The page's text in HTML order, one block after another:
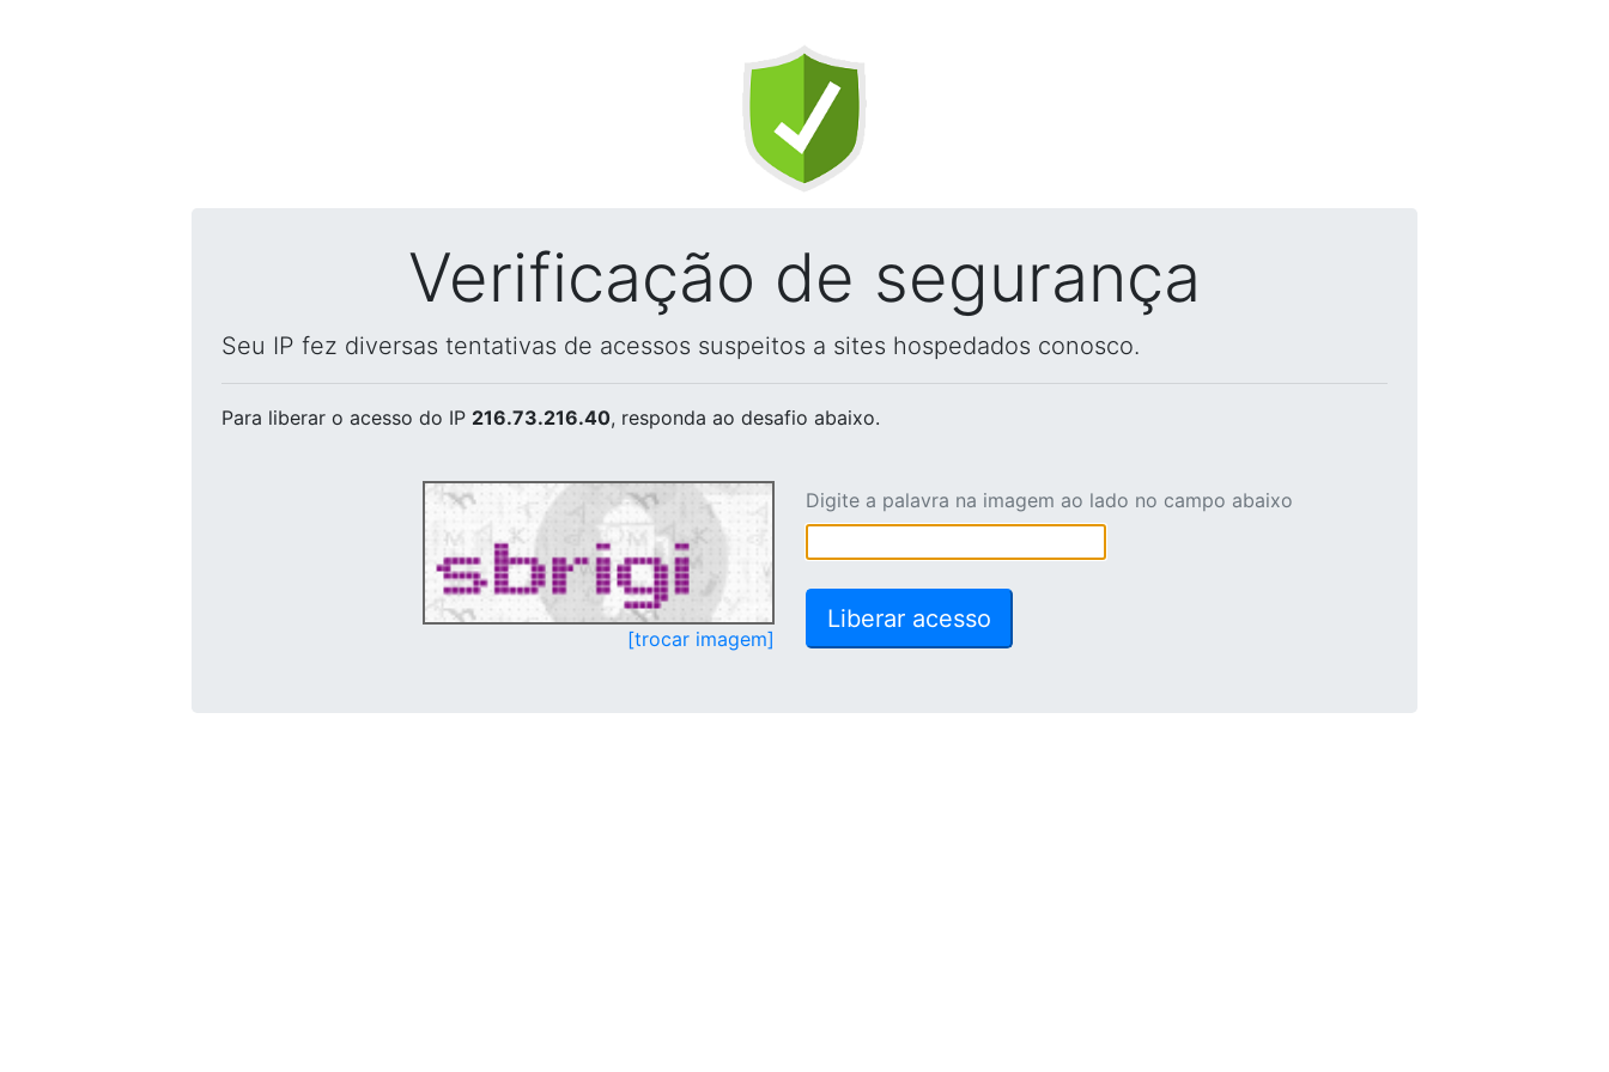
Verificação de segurança
Seu IP fez diversas tentativas de acessos suspeitos a sites hospedados conosco.
Para liberar o acesso do IP 216.73.216.40, responda ao desafio abaixo.
[trocar imagem]
Digite a palavra na imagem ao lado no campo abaixo